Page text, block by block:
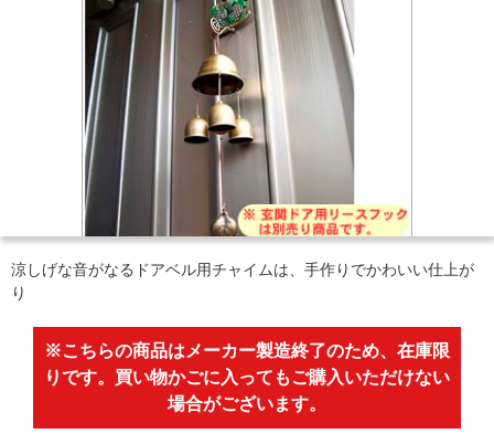
涼しげな音がなるドアベル用チャイムは、手作りでかわいい仕上が
り
※こちらの商品はメーカー製造終了のため、在庫限
りです。買い物かごに入ってもご購入いただけない
場合がございます。